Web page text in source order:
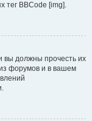
тег BBCode [img].
должны прочесть их
форумов и в вашем